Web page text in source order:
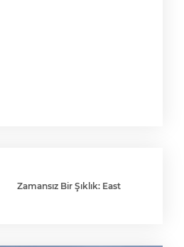
Zamansız Bir Şıklık: East